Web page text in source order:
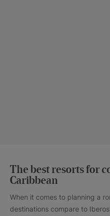
The best resorts for
Caribbean
When it comes to planning a
destinations compare to